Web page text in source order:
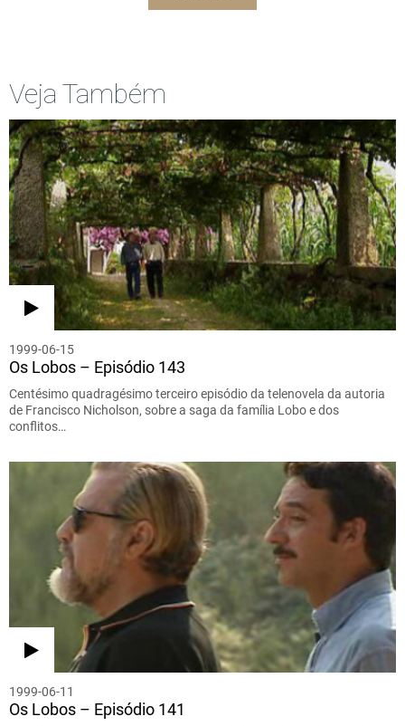
Veja Também
1999-06-15
Os Lobos – Episódio 143
Centésimo quadragésimo terceiro episódio da telenovela da autoria
de Francisco Nicholson, sobre a saga da família Lobo e dos
conflitos…
1999-06-11
Os Lobos – Episódio 141